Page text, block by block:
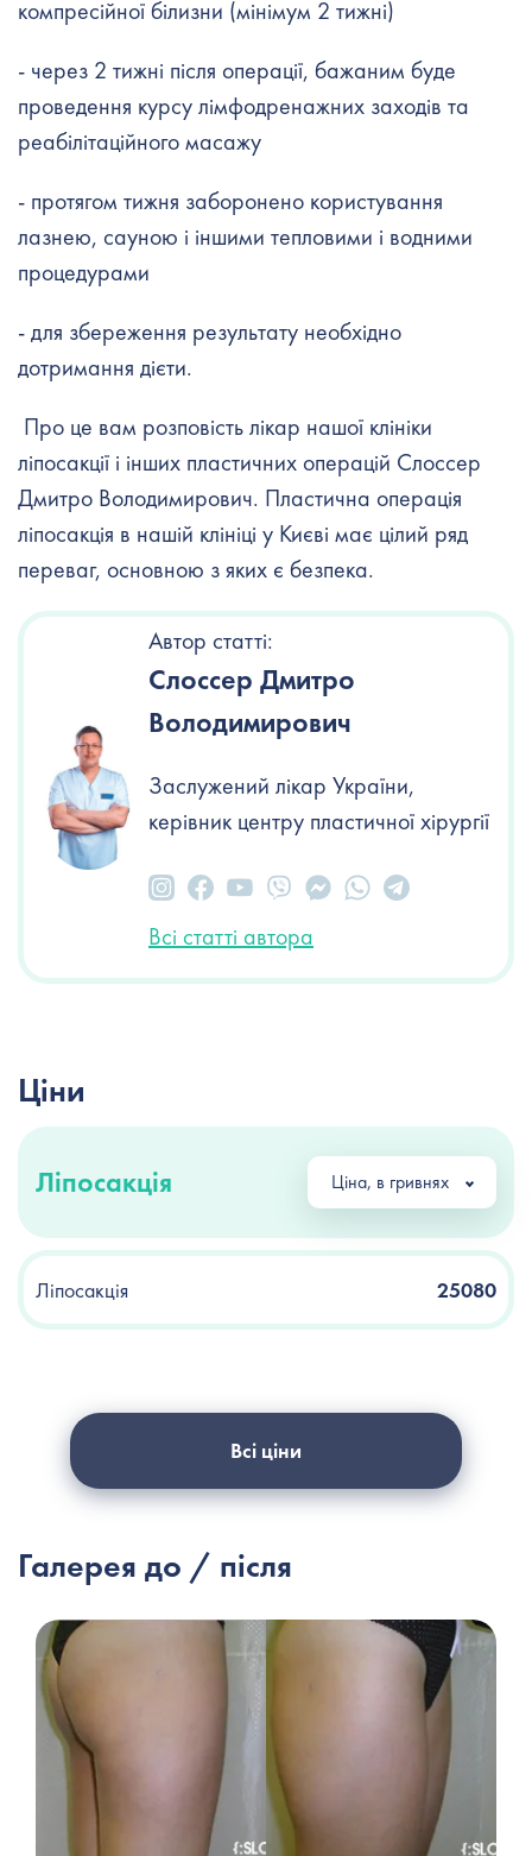
компресійної білизни (мінімум 2 тижні)
- через 2 тижні після операції, бажаним буде
проведення курсу лімфодренажних заходів та
реабілітаційного масажу
- протягом тижня заборонено користування
лазнею, сауною і іншими тепловими і водними
процедурами
- для збереження результату необхідно
дотримання дієти.
Про це вам розповість лікар нашої клініки
ліпосакції і інших пластичних операцій Слоссер
Дмитро Володимирович. Пластична операція
ліпосакція в нашій клініці у Києві має цілий ряд
переваг, основною з яких є безпека.
Автор статті:
Слоссер Дмитро
Володимирович
Заслужений лікар України,
керівник центру пластичної хірургії
Всі статті автора
Ціни
Ліпосакція Ціна, в гривнях
Ліпосакція 25080
Всі ціни
Галерея до / після